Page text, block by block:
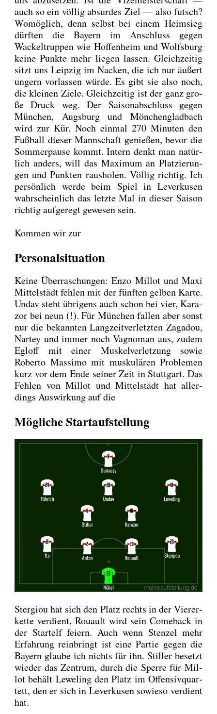
auch so ein völ­lig absur­des Ziel — also futsch?
Womög­lich, denn selbst bei einem Heim­sieg
dürf­ten die Bay­ern im Anschluss gegen
Wackel­trup­pen wie Hof­fen­heim und Wolfs­burg
kei­ne Punk­te mehr lie­gen las­sen. Gleich­zei­tig
sitzt uns Leip­zig im Nacken, die ich nur äußert
ungern vor­las­sen wür­de. Es gibt sie also noch,
die klei­nen Zie­le. Gleich­zei­tig ist der ganz gro­
ße Druck weg. Der Sai­son­ab­schluss gegen
Mün­chen, Augs­burg und Mön­chen­glad­bach
wird zur Kür. Noch ein­mal 270 Minu­ten den
Fuß­ball die­ser Mann­schaft genie­ßen, bevor die
Som­mer­pau­se kommt. Intern denkt man natür­
lich anders, will das Maxi­mum an Plat­zie­run­
gen und Punk­ten raus­ho­len. Völ­lig rich­tig. Ich
per­sön­lich wer­de beim Spiel in Lever­ku­sen
wahr­schein­lich das letz­te Mal in die­ser Sai­son
rich­tig auf­ge­regt gewe­sen sein.
Kom­men wir zur
Personalsituation
Kei­ne Über­ra­schun­gen: Enzo Mil­lot und Maxi
Mit­tel­städt feh­len mit der fünf­ten gel­ben Kar­te.
Undav steht übri­gens auch schon bei vier, Kara­
zor bei neun (!). Für Mün­chen fal­len aber sonst
nur die bekann­ten Lang­zeit­ver­letz­ten Zag­adou,
Nar­tey und immer noch Vagno­man aus, zudem
Egloff mit einer Mus­kel­ver­let­zung sowie
Rober­to Mas­si­mo mit mus­ku­lä­ren Pro­ble­men
kurz vor dem Ende sei­ner Zeit in Stutt­gart. Das
Feh­len von Mil­lot und Mit­tel­städt hat aller­
dings Aus­wir­kung auf die
Mögliche Startaufstellung
Ster­giou hat sich den Platz rechts in der Vie­rer­
ket­te ver­dient, Rou­ault wird sein Come­back in
der Start­elf fei­ern. Auch wenn Sten­zel mehr
Erfah­rung rein­bringt ist eine Par­tie gegen die
Bay­ern glau­be ich nichts für ihn. Stil­ler besetzt
wie­der das Zen­trum, durch die Sper­re für Mil­
lot behält Lewe­ling den Platz im Offen­siv­quar­
tett, den er sich in Lever­ku­sen sowie­so ver­dient
hat.